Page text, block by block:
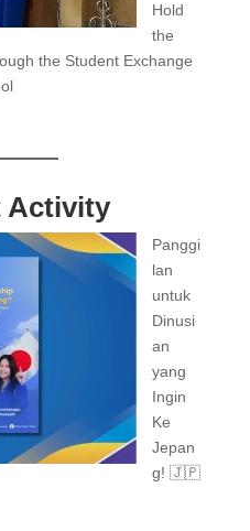
Hold
the
the Student Exchange
Activity
Panggi
lan
untuk
Dinusi
an
yang
Ingin
Ke
Jepan
g! 🇯🇵